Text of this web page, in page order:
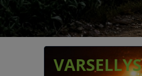
VARSELLYS